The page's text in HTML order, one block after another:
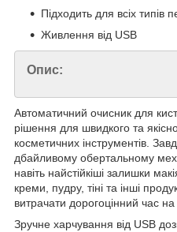
Підходить для всіх типів
Живлення від USB
Опис:
Автоматичний очисник для
рішення для швидкого та
косметичних інструментів.
дбайливому обертальному
навіть найстійкіші залишки
креми, пудру, тіні та інші
витрачати дорогоцінний час
Зручне харчування від USB